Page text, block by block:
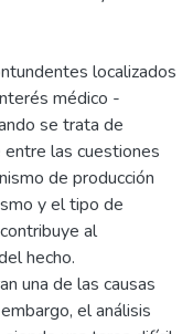
localizados
médico -
se trata de
entre las cuestiones
de producción
y el tipo de
al
hecho.
una de las causas
el análisis